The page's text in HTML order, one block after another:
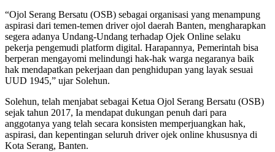
“Ojol Serang Bersatu (OSB) sebagai organisasi yang menampung
aspirasi dari temen-temen driver ojol daerah Banten, mengharapkan
segera adanya Undang-Undang terhadap Ojek Online selaku
pekerja pengemudi platform digital. Harapannya, Pemerintah bisa
berperan mengayomi melindungi hak-hak warga negaranya baik
hak mendapatkan pekerjaan dan penghidupan yang layak sesuai
UUD 1945,” ujar Solehun.
Solehun, telah menjabat sebagai Ketua Ojol Serang Bersatu (OSB)
sejak tahun 2017, Ia mendapat dukungan penuh dari para
anggotanya yang telah secara konsisten memperjuangkan hak,
aspirasi, dan kepentingan seluruh driver ojek online khususnya di
Kota Serang, Banten.